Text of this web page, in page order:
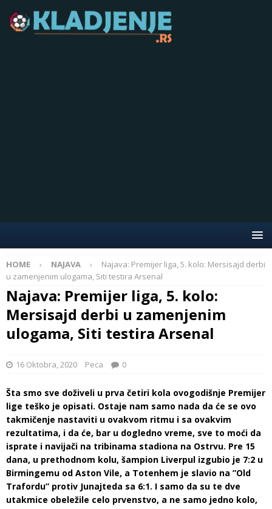
HOME NAJAVA
Najava: Premijer liga, 5. kolo: Mersisajd derbi
u zamenjenim ulogama, Siti testira Arsenal
Najava: Premijer liga, 5. kolo:
Mersisajd derbi u zamenjenim
ulogama, Siti testira Arsenal
16 Oktobra, 2020 Peca 0
Šta smo sve doživeli u prva četiri kola ovogodišnje Premijer
lige teško je opisati. Ostaje nam samo nada da će se ovo
takmičenje nastaviti u ovakvom ritmu i sa ovakvim
rezultatima, i da će, bar u dogledno vreme, sve to moći da
isprate i navijači na tribinama stadiona na Ostrvu. Pre 15
dana, u prethodnom kolu, šampion Liverpul izgubio je 7:2 u
Birmingemu od Aston Vile, a Totenhem je slavio na ”Old
Trafordu” protiv Junajteda sa 6:1. I samo da su te dve
utakmice obeležile celo prvenstvo, a ne samo jedno kolo,